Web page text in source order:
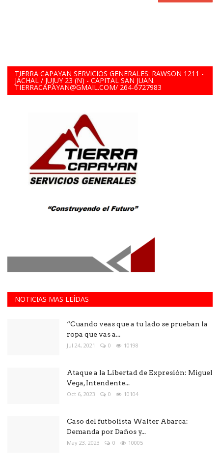
TIERRA CAPAYAN SERVICIOS GENERALES: RAWSON 1211 -
JÁCHAL / JUJUY 23 (N) - CAPITAL SAN JUAN.
TIERRACAPAYAN@GMAIL.COM/ 264-6727983
NOTICIAS MAS LEÍDAS
“Cuando veas que a tu lado se prueban la
ropa que vas a...
Jul 24, 2021 0 10198
Ataque a la Libertad de Expresión: Miguel
Vega, Intendente...
Oct 6, 2023 0 10104
Caso del futbolista Walter Abarca:
Demanda por Daños y...
May 23, 2023 0 10005